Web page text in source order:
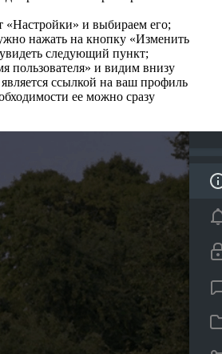
«Настройки» и выбираем его;
нажать на кнопку «Изменить
следующий пункт;
пользователя» и видим внизу
ссылкой на ваш профиль
ее можно сразу